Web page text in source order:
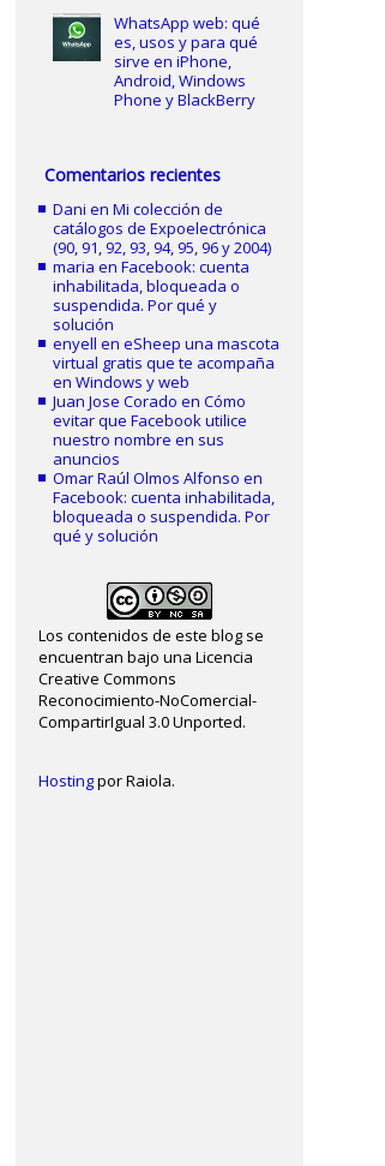
WhatsApp web: qué
es, usos y para qué
sirve en iPhone,
Android, Windows
Phone y BlackBerry
Comentarios recientes
Dani enMi colección de
catálogos de Expoelectrónica
(90, 91, 92, 93, 94, 95, 96 y 2004)
maria enFacebook: cuenta
inhabilitada, bloqueada o
suspendida. Por qué y
solución
enyell eneSheep una mascota
virtual gratis que te acompaña
en Windows y web
Juan Jose Corado enCómo
evitar que Facebook utilice
nuestro nombre en sus
anuncios
Omar Raúl Olmos Alfonso en
Facebook: cuenta inhabilitada,
bloqueada o suspendida. Por
qué y solución
Los contenidos de este blog se
encuentran bajo una Licencia
Creative Commons
Reconocimiento-NoComercial-
CompartirIgual 3.0 Unported.
Hostingpor Raiola.